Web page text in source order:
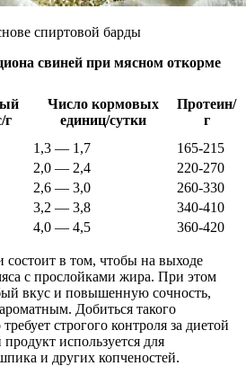
спиртовой барды
свиней при мясном откорме
г
Число кормовых
единиц/сутки
Протеин/
г
1,3 — 1,7
165-215
2,0 — 2,4
220-270
2,6 — 3,0
260-330
3,2 — 3,8
340-410
4,0 — 4,5 360-420
состоит в том, чтобы на выходе
с прослойками жира. При этом
вкус и повышенную сочность,
Добиться такого
строгого контроля за диетой
используется для
и других копченостей.